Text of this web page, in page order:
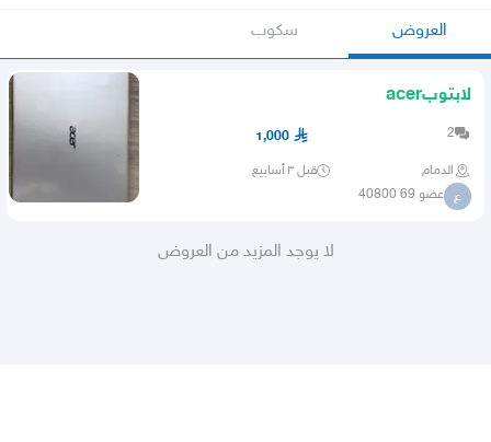
العروض سكوب
لابتوبacer
2
1,000
الدمام قبل ٣ أسابيع
ع عضو 69 40800
لا يوجد المزيد من العروض